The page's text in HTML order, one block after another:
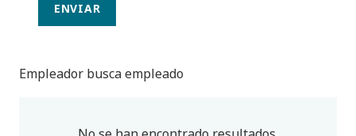
ENVIAR
Empleador busca empleado